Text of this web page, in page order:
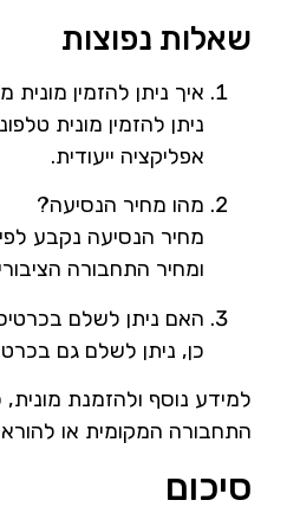
שאלות נפוצות
איך ניתן להזמין
ניתן להזמין מונית
אפליקציה ייעודית.
מהו מחיר הנסיעה?
מחיר הנסיעה נקבע
ומחיר התחבורה
האם ניתן לשלם
כן, ניתן לשלם גם
למידע נוסף ולהזמנת
התחבורה המקומית או
סיכום